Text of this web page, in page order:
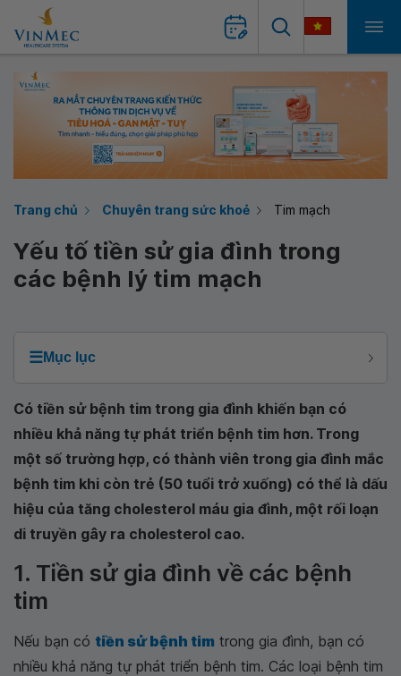
Trang chủ Chuyên trang sức khoẻ Tim mạch
Yếu tố tiền sử gia đình trong
các bệnh lý tim mạch
☰Mục lục
Có tiền sử bệnh tim trong gia đình khiến bạn có
nhiều khả năng tự phát triển bệnh tim hơn. Trong
một số trường hợp, có thành viên trong gia đình mắc
bệnh tim khi còn trẻ (50 tuổi trở xuống) có thể là dấu
hiệu của tăng cholesterol máu gia đình, một rối loạn
di truyền gây ra cholesterol cao.
1. Tiền sử gia đình về các bệnh
tim
Nếu bạn có tiền sử bệnh tim trong gia đình, bạn có
nhiều khả năng tự phát triển bệnh tim. Các loại bệnh tim